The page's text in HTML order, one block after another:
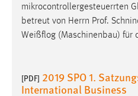
mikrocontrollergesteuerrten
betreut von Herrn Prof.
Weißflog (Maschinenbau) für
[PDF] 2019 SPO 1.
International Business
Name:
Cookie Laufzeit: